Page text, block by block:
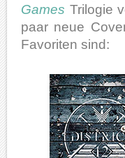
Games Trilogie
paar neue
Favoriten sind: